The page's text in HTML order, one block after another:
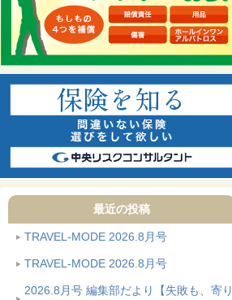
最近の投稿
TRAVEL-MODE 2026.8月号
TRAVEL-MODE 2026.8月号
2026.8月号 編集部だより【失敗も、寄り